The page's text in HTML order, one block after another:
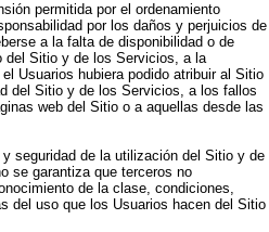
permitida por el ordenamiento
por los daños y perjuicios de
a la falta de disponibilidad o de
del Sitio y de los Servicios, a la
Usuarios hubiera podido atribuir al Sitio
del Sitio y de los Servicios, a los fallos
web del Sitio o a aquellas desde las
seguridad de la utilización del Sitio y de
se garantiza que terceros no
de la clase, condiciones,
del uso que los Usuarios hacen del Sitio